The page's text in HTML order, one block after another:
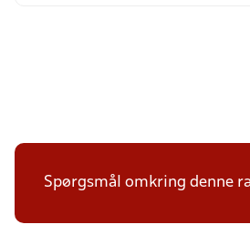
Spørgsmål omkring denne